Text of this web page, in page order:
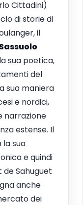
Cittadini)
di storie di
il
Sassuolo
sua poetica,
del
sua maniera
e nordici,
narrazione
estense. Il
la sua
e quindi
Sahuguet
anche
dei